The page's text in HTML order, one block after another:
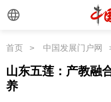
国情
国情
海洋
首页 > 中国发展门户网
山东五莲：产教融
养